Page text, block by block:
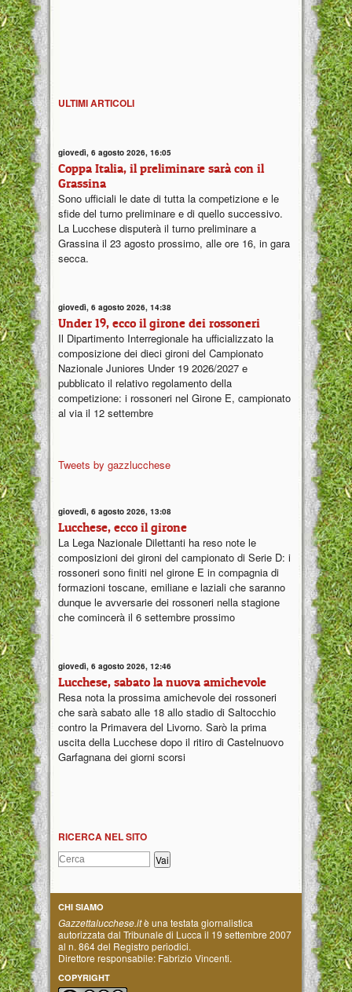
ULTIMI ARTICOLI
giovedì, 6 agosto 2026, 16:05
Coppa Italia, il preliminare sarà con il
Grassina
Sono ufficiali le date di tutta la competizione e le
sfide del turno preliminare e di quello successivo.
La Lucchese disputerà il turno preliminare a
Grassina il 23 agosto prossimo, alle ore 16, in gara
secca.
giovedì, 6 agosto 2026, 14:38
Under 19, ecco il girone dei rossoneri
Il Dipartimento Interregionale ha ufficializzato la
composizione dei dieci gironi del Campionato
Nazionale Juniores Under 19 2026/2027 e
pubblicato il relativo regolamento della
competizione: i rossoneri nel Girone E, campionato
al via il 12 settembre
Tweets by gazzlucchese
giovedì, 6 agosto 2026, 13:08
Lucchese, ecco il girone
La Lega Nazionale Dilettanti ha reso note le
composizioni dei gironi del campionato di Serie D: i
rossoneri sono finiti nel girone E in compagnia di
formazioni toscane, emiliane e laziali che saranno
dunque le avversarie dei rossoneri nella stagione
che comincerà il 6 settembre prossimo
giovedì, 6 agosto 2026, 12:46
Lucchese, sabato la nuova amichevole
Resa nota la prossima amichevole dei rossoneri
che sarà sabato alle 18 allo stadio di Saltocchio
contro la Primavera del Livorno. Sarò la prima
uscita della Lucchese dopo il ritiro di Castelnuovo
Garfagnana dei giorni scorsi
RICERCA NEL SITO
CHI SIAMO
Gazzettalucchese.itè una testata giornalistica
autorizzata dal Tribunale di Lucca il 19 settembre 2007
al n. 864 del Registro periodici.
Direttore responsabile: Fabrizio Vincenti.
COPYRIGHT